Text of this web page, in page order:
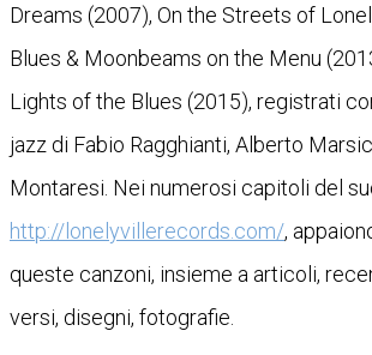
Dreams (2007), On the Streets of
Blues & Moonbeams on the Menu
Lights of the Blues (2015), registrati
jazz di Fabio Ragghianti, Alberto
Montaresi. Nei numerosi capitoli del
http://lonelyvillerecords.com/,
queste canzoni, insieme a articoli,
versi, disegni, fotografie.